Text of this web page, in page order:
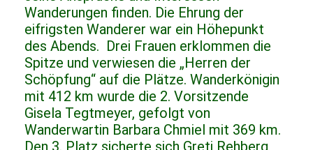
Wanderungen finden. Die Ehrung der
eifrigsten Wanderer war ein Höhepunkt
des Abends. Drei Frauen erklommen die
Spitze und verwiesen die „Herren der
Schöpfung“ auf die Plätze. Wanderkönigin
mit 412 km wurde die 2. Vorsitzende
Gisela Tegtmeyer, gefolgt von
Wanderwartin Barbara Chmiel mit 369 km.
Den 3. Platz sicherte sich Greti Rehberg